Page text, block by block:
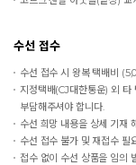
수선 접수
수선 접수 시 왕복 택배비
지정택배(CJ대한통운) 외 타
부담해주셔야 합니다.
수선 희망 내용을 상세 기재
수선 접수 불가 및 재접수 필
접수 없이 수선 상품을 임의